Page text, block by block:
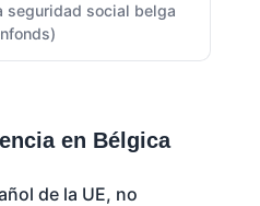
seguridad social belga
en Bélgica
de la UE, no